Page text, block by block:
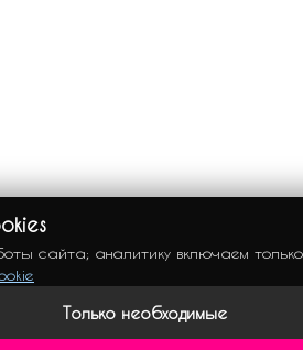
сайта; аналитику включаем
Только необходимые